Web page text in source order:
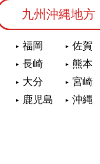
九州沖縄地方
福岡
佐賀
長崎
熊本
大分
宮崎
鹿児島
沖縄